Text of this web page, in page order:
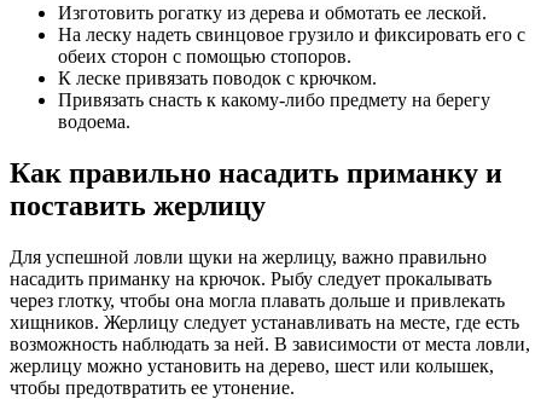
Изготовить рогатку из дерева и обмотать ее леской.
На леску надеть свинцовое грузило и фиксировать его с
обеих сторон с помощью стопоров.
К леске привязать поводок с крючком.
Привязать снасть к какому-либо предмету на берегу
водоема.
Как правильно насадить приманку и
поставить жерлицу
Для успешной ловли щуки на жерлицу, важно правильно
насадить приманку на крючок. Рыбу следует прокалывать
через глотку, чтобы она могла плавать дольше и привлекать
хищников. Жерлицу следует устанавливать на месте, где есть
возможность наблюдать за ней. В зависимости от места ловли,
жерлицу можно установить на дерево, шест или колышек,
чтобы предотвратить ее утонение.